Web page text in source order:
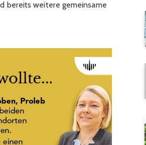
bereits weitere gemeinsame